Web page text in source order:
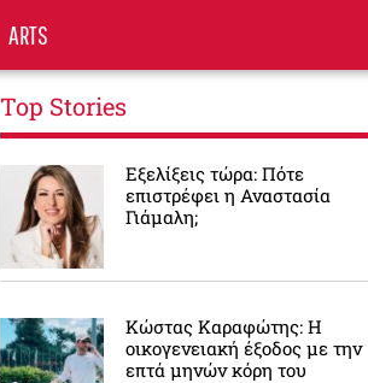
ARTS
Top Stories
Εξελίξεις τώρα: Πότε
επιστρέφει η Αναστασία
Γιάμαλη;
Κώστας Καραφώτης: Η
οικογενειακή έξοδος με την
επτά μηνών κόρη του